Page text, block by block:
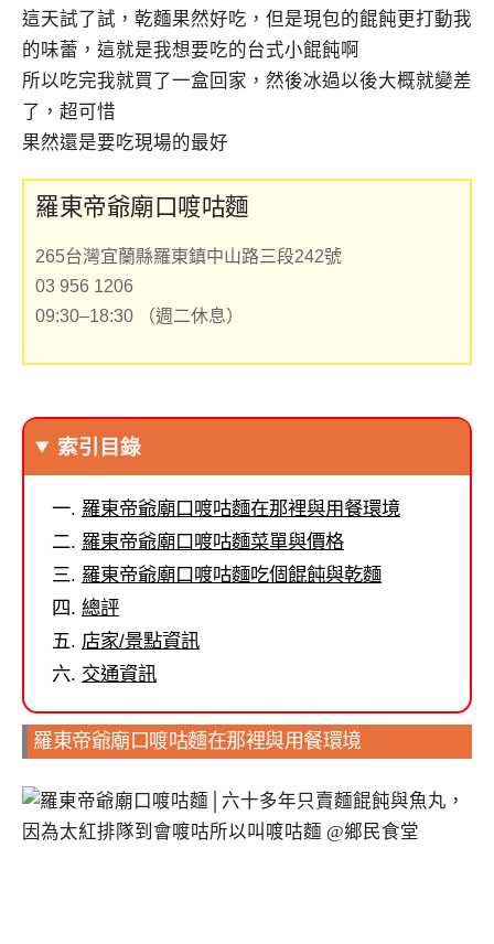
這天試了試，乾麵果然好吃，但是現包的餛飩更打動我
的味蕾，這就是我想要吃的台式小餛飩啊
所以吃完我就買了一盒回家，然後冰過以後大概就變差
了，超可惜
果然還是要吃現場的最好
羅東帝爺廟口喥咕麵
265台灣宜蘭縣羅東鎮中山路三段242號
03 956 1206
09:30–18:30 （週二休息）
索引目錄
羅東帝爺廟口喥咕麵在那裡與用餐環境
羅東帝爺廟口喥咕麵菜單與價格
羅東帝爺廟口喥咕麵吃個餛飩與乾麵
總評
店家/景點資訊
交通資訊
羅東帝爺廟口喥咕麵在那裡與用餐環境